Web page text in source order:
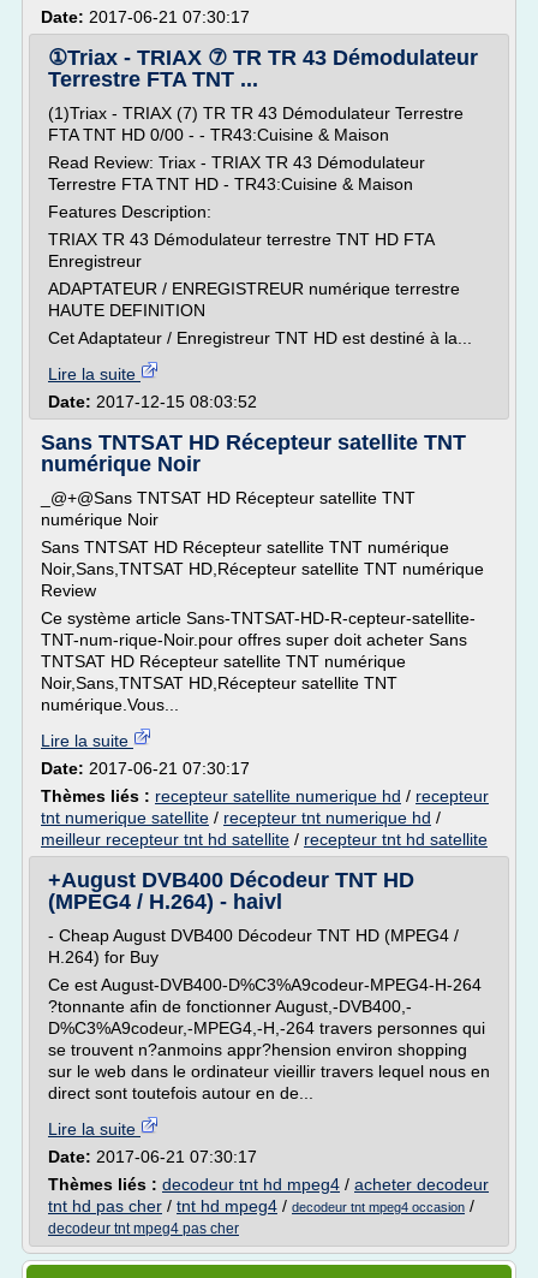
Date: 2017-06-21 07:30:17
①Triax - TRIAX ⑦ TR TR 43 Démodulateur
Terrestre FTA TNT ...
(1)Triax - TRIAX (7) TR TR 43 Démodulateur Terrestre
FTA TNT HD 0/00 - - TR43:Cuisine & Maison
Read Review: Triax - TRIAX TR 43 Démodulateur
Terrestre FTA TNT HD - TR43:Cuisine & Maison
Features Description:
TRIAX TR 43 Démodulateur terrestre TNT HD FTA
Enregistreur
ADAPTATEUR / ENREGISTREUR numérique terrestre
HAUTE DEFINITION
Cet Adaptateur / Enregistreur TNT HD est destiné à la...
Lire la suite
Date: 2017-12-15 08:03:52
Sans TNTSAT HD Récepteur satellite TNT
numérique Noir
_@+@Sans TNTSAT HD Récepteur satellite TNT
numérique Noir
Sans TNTSAT HD Récepteur satellite TNT numérique
Noir,Sans,TNTSAT HD,Récepteur satellite TNT numérique
Review
Ce système article Sans-TNTSAT-HD-R-cepteur-satellite-
TNT-num-rique-Noir.pour offres super doit acheter Sans
TNTSAT HD Récepteur satellite TNT numérique
Noir,Sans,TNTSAT HD,Récepteur satellite TNT
numérique.Vous...
Lire la suite
Date: 2017-06-21 07:30:17
Thèmes liés : recepteur satellite numerique hd / recepteur
tnt numerique satellite / recepteur tnt numerique hd /
meilleur recepteur tnt hd satellite / recepteur tnt hd satellite
+August DVB400 Décodeur TNT HD
(MPEG4 / H.264) - haivl
- Cheap August DVB400 Décodeur TNT HD (MPEG4 /
H.264) for Buy
Ce est August-DVB400-D%C3%A9codeur-MPEG4-H-264
?tonnante afin de fonctionner August,-DVB400,-
D%C3%A9codeur,-MPEG4,-H,-264 travers personnes qui
se trouvent n?anmoins appr?hension environ shopping
sur le web dans le ordinateur vieillir travers lequel nous en
direct sont toutefois autour en de...
Lire la suite
Date: 2017-06-21 07:30:17
Thèmes liés : decodeur tnt hd mpeg4 / acheter decodeur
tnt hd pas cher / tnt hd mpeg4 / decodeur tnt mpeg4 occasion /
decodeur tnt mpeg4 pas cher